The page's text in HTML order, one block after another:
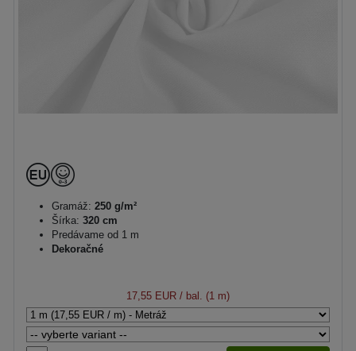
Gramáž: 250 g/m²
Šírka: 320 cm
Predávame od 1 m
Dekoračné
17,55 EUR / bal. (1 m)